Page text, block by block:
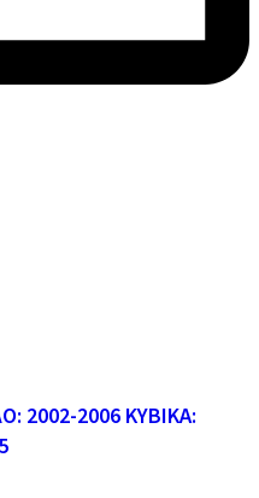
2002-2006 ΚΥΒΙΚΑ: